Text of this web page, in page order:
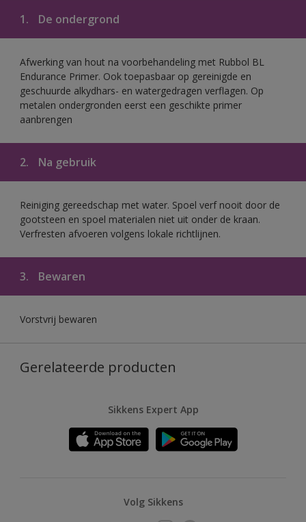
1. De ondergrond
Afwerking van hout na voorbehandeling met Rubbol BL
Endurance Primer. Ook toepasbaar op gereinigde en
geschuurde alkydhars- en watergedragen verflagen. Op
metalen ondergronden eerst een geschikte primer
aanbrengen
2. Na gebruik
Reiniging gereedschap met water. Spoel verf nooit door de
gootsteen en spoel materialen niet uit onder de kraan.
Verfresten afvoeren volgens lokale richtlijnen.
3. Bewaren
Vorstvrij bewaren
Gerelateerde producten
Sikkens Expert App
Volg Sikkens